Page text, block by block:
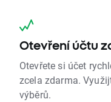
Otevření účtu
Otevřete si účet
zcela zdarma.
výběrů.